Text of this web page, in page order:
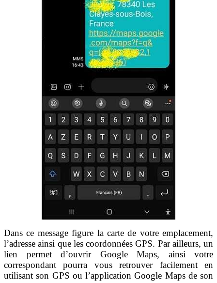
Dans ce message figure la carte de votre emplacement,
l’adresse ainsi que les coordonnées GPS. Par ailleurs, un
lien permet d’ouvrir Google Maps, ainsi votre
correspondant pourra vous retrouver facilement en
utilisant son GPS ou l’application Google Maps de son